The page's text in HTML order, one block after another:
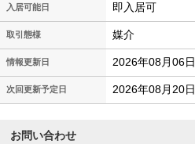
入居可能日 即入居可
取引態様 媒介
情報更新日 2026年08月06日
次回更新予定日 2026年08月20日
お問い合わせ